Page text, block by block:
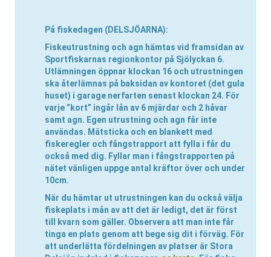
På fiskedagen (DELSJÖARNA):
Fiskeutrustning och agn hämtas vid framsidan av
Sportfiskarnas regionkontor på Sjölyckan 6.
Utlämningen öppnar klockan 16 och utrustningen
ska återlämnas på baksidan av kontoret (det gula
huset) i garage nerfarten senast klockan 24. För
varje ”kort” ingår lån av 6 mjärdar och 2 håvar
samt agn. Egen utrustning och agn får inte
användas. Mätsticka och en blankett med
fiskeregler och fångstrapport att fylla i får du
också med dig. Fyllar man i fångstrapporten på
nätet vänligen uppge antal kräftor över och under
10cm.
När du hämtar ut utrustningen kan du också välja
fiskeplats i mån av att det är ledigt, det är först
till kvarn som gäller. Observera att man inte får
tinga en plats genom att bege sig dit i förväg. För
att underlätta fördelningen av platser är Stora